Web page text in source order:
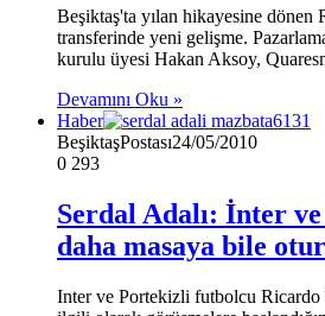
Beşiktaş'ta yılan hikayesine dönen
transferinde yeni gelişme.
kurulu üyesi Hakan Aksoy,
Devamını Oku »
Haber
BeşiktaşPostası24/05/2010
0 293
Serdal Adalı: İnter
daha masaya bile
Inter ve Portekizli futbolcu Ricardo